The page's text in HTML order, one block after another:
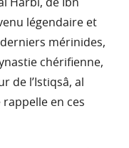
Harbî, de Ibn
légendaire et
mérinides,
chérifienne,
de l’Istiqsâ, al
rappelle en ces